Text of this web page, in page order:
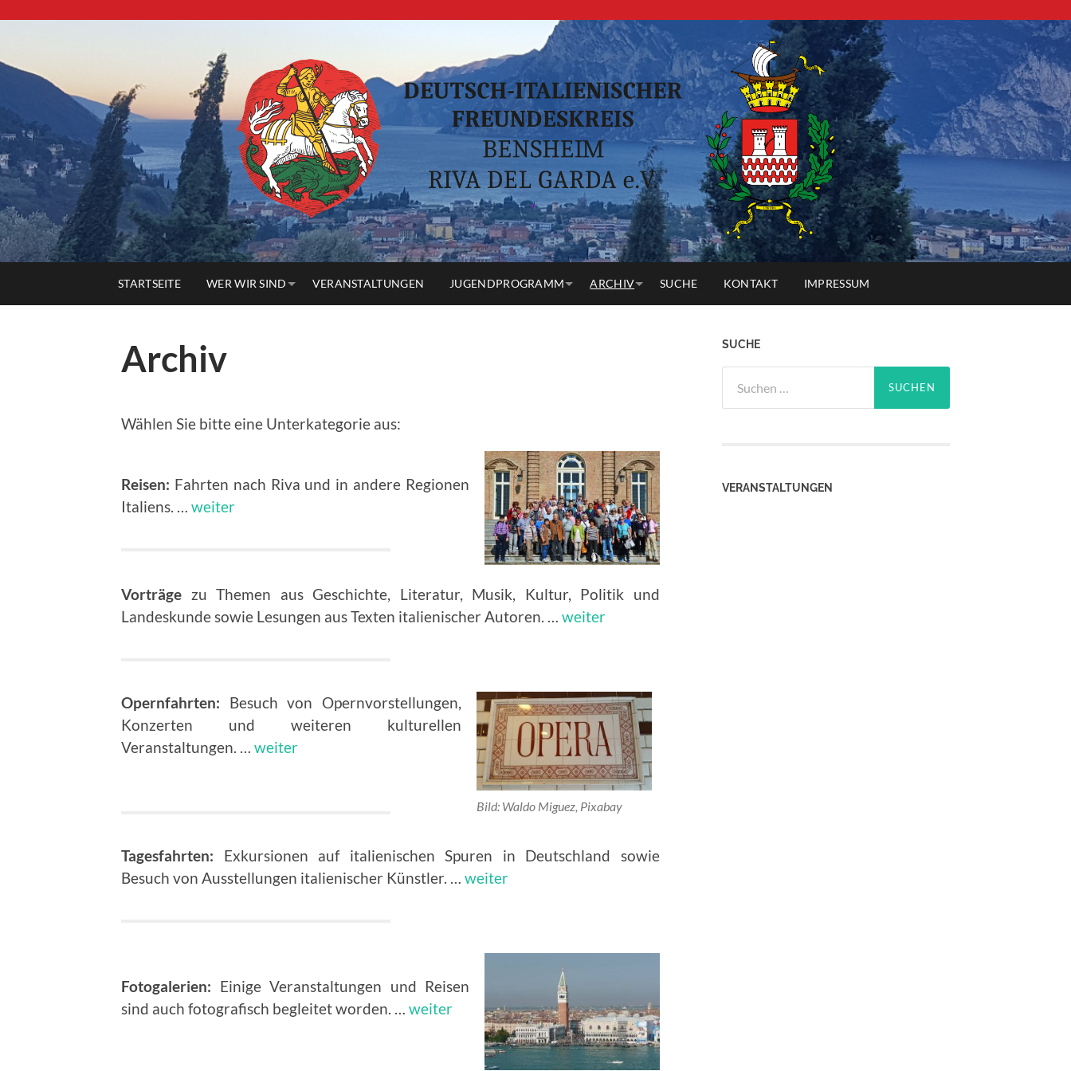
Deutsch-
italienischer
STARTSEITE WER WIR SIND VERANSTALTUNGEN JUGENDPROGRAMM ARCHIV SUCHE KONTAKT IMPRESSUM
Archiv
Wählen Sie bitte eine Unterkategorie aus:
Reisen: Fahrten nach Riva und in andere Regionen
Italiens. … weiter
Vorträge zu Themen aus Geschichte, Literatur, Musik, Kultur, Politik und
Landeskunde sowie Lesungen aus Texten italienischer Autoren. … weiter
Bild: Waldo Miguez, Pixabay
Opernfahrten: Besuch von Opernvorstellungen,
Konzerten und weiteren kulturellen
Veranstaltungen. … weiter
Tagesfahrten: Exkursionen auf italienischen Spuren in Deutschland sowie
Besuch von Ausstellungen italienischer Künstler. … weiter
Fotogalerien: Einige Veranstaltungen und Reisen
sind auch fotografisch begleitet worden. … weiter
SUCHE
nach:
VERANSTALTUNGEN